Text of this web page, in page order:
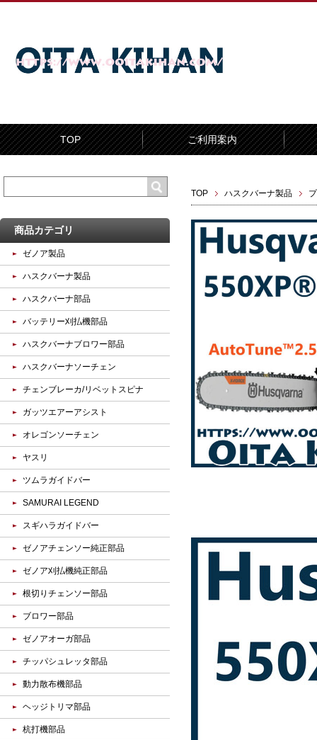
TOP ご利用案内
TOP ハスクバーナ製品
商品カテゴリ
ゼノア製品
ハスクバーナ製品
ハスクバーナ部品
バッテリー刈払機部品
ハスクバーナブロワー部品
ハスクバーナソーチェン
チェンブレーカ/リベットスピナ
ガッツエアーアシスト
オレゴンソーチェン
ヤスリ
ツムラガイドバー
SAMURAI LEGEND
スギハラガイドバー
ゼノアチェンソー純正部品
ゼノア刈払機純正部品
根切りチェンソー部品
ブロワー部品
ゼノアオーガ部品
チッパシュレッタ部品
動力散布機部品
ヘッジトリマ部品
杭打機部品